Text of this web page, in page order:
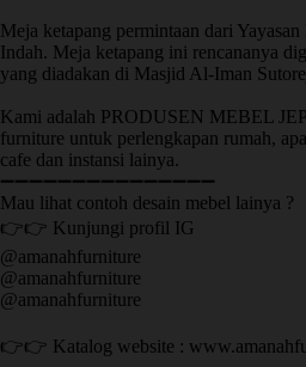
Meja ketapang permintaan dari
Indah. Meja ketapang ini rencananya
yang diadakan di Masjid Al-Iman
Kami adalah PRODUSEN MEBEL
furniture untuk perlengkapan rumah,
cafe dan instansi lainya.
➖➖➖➖➖➖➖➖➖➖➖➖➖➖➖
Mau lihat contoh desain mebel lainya ?
👉👉 Kunjungi profil IG
@amanahfurniture
@amanahfurniture
@amanahfurniture
👉👉 Katalog website :